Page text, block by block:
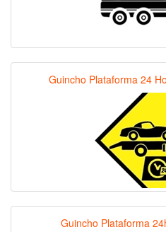
Guincho Plataforma 24
Guincho Plataforma